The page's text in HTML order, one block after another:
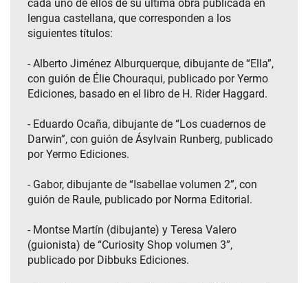
cada uno de ellos de su última obra publicada en
lengua castellana, que corresponden a los
siguientes títulos:
- Alberto Jiménez Alburquerque, dibujante de “Ella”,
con guión de Élie Chouraqui, publicado por Yermo
Ediciones, basado en el libro de H. Rider Haggard.
- Eduardo Ocaña, dibujante de “Los cuadernos de
Darwin”, con guión de Ásylvain Runberg, publicado
por Yermo Ediciones.
- Gabor, dibujante de “Isabellae volumen 2”, con
guión de Raule, publicado por Norma Editorial.
- Montse Martín (dibujante) y Teresa Valero
(guionista) de “Curiosity Shop volumen 3”,
publicado por Dibbuks Ediciones.